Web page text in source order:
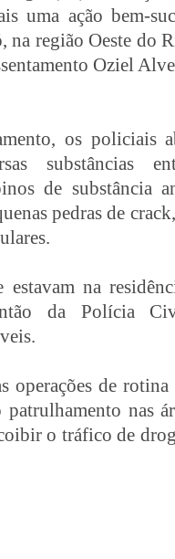
uma ação bem-
na região Oeste do
Oziel
os policiais
substâncias
de substância
pedras de
estavam na
da Polícia
operações de
nas
o tráfico de